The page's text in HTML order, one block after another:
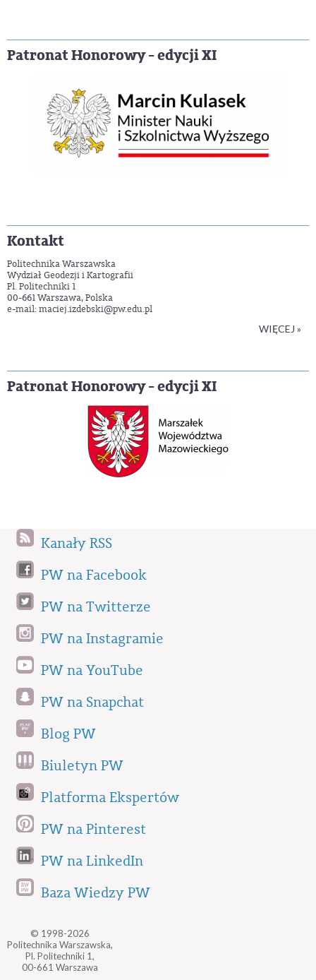
Patronat Honorowy - edycji XI
Kontakt
Politechnika Warszawska
Wydział Geodezji i Kartografii
Pl. Politechniki 1
00-661 Warszawa, Polska
e-mail: maciej.izdebski@pw.edu.pl
WIĘCEJ »
Patronat Honorowy - edycji XI
Kanały RSS
PW na Facebook
PW na Twitterze
PW na Instagramie
PW na YouTube
PW na Snapchat
Blog PW
Biuletyn PW
Platforma Ekspertów
PW na Pinterest
PW na LinkedIn
Baza Wiedzy PW
© 1998-2026
Politechnika Warszawska,
Pl. Politechniki 1,
00-661 Warszawa